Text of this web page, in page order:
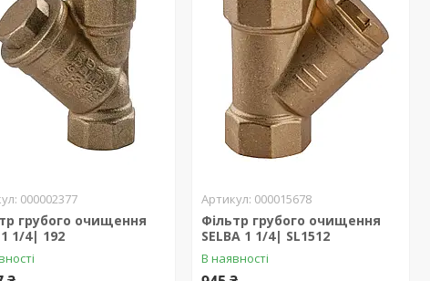
000002377
грубого очищення
1/4| 192
000015678
Фільтр грубого очищення
SELBA 1 1/4| SL1512
В наявності